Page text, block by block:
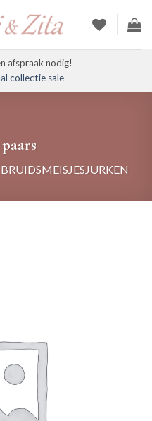
afspraak nodig!
collectie sale
BRUIDSMEISJESJURKEN